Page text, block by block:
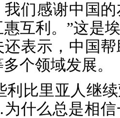
我们感谢中国
互利 。 ”这是
还表示，中国
个领域发展。
利比里亚人继
什么总是相信